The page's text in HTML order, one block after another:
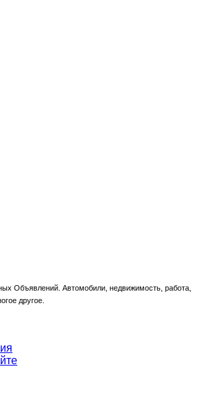
Объявлений. Автомобили, недвижимость, работа,
другое.